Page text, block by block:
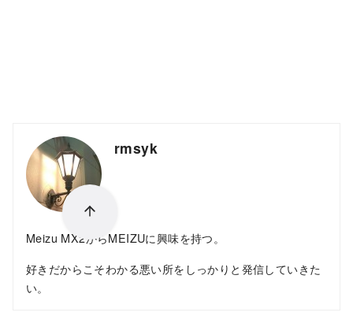
rmsyk
Meizu MX2からMEIZUに興味を持つ。
好きだからこそわかる悪い所をしっかりと発信していきた
い。